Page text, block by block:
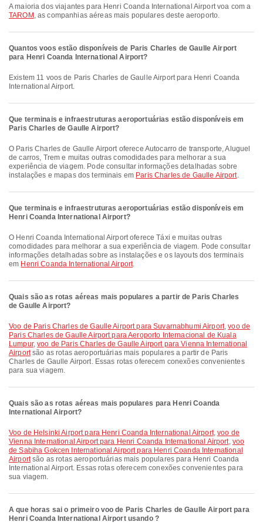
A maioria dos viajantes para Henri Coanda International Airport voa com a
TAROM , as companhias aéreas mais populares deste aeroporto.
Quantos voos estão disponíveis de Paris Charles de Gaulle Airport
para Henri Coanda International Airport?
Existem 11 voos de Paris Charles de Gaulle Airport para Henri Coanda
International Airport.
Que terminais e infraestruturas aeroportuárias estão disponíveis em
Paris Charles de Gaulle Airport?
O Paris Charles de Gaulle Airport oferece Autocarro de transporte, Aluguel
de carros, Trem e muitas outras comodidades para melhorar a sua
experiência de viagem. Pode consultar informações detalhadas sobre
instalações e mapas dos terminais em Paris Charles de Gaulle Airport.
Que terminais e infraestruturas aeroportuárias estão disponíveis em
Henri Coanda International Airport?
O Henri Coanda International Airport oferece Táxi e muitas outras
comodidades para melhorar a sua experiência de viagem. Pode consultar
informações detalhadas sobre as instalações e os layouts dos terminais
em Henri Coanda International Airport.
Quais são as rotas aéreas mais populares a partir de Paris Charles
de Gaulle Airport?
voo de Paris Charles de Gaulle Airport para Suvarnabhumi Airport,voo de
Paris Charles de Gaulle Airport para Aeroporto Internacional de Kuala
Lumpur,voo de Paris Charles de Gaulle Airport para Vienna International
Airportsão as rotas aeroportuárias mais populares a partir de Paris
Charles de Gaulle Airport. Essas rotas oferecem conexões convenientes
para sua viagem.
Quais são as rotas aéreas mais populares para Henri Coanda
International Airport?
voo de Helsinki Airport para Henri Coanda International Airport,voo de
Vienna International Airport para Henri Coanda International Airport, voo
de Sabiha Gokcen International Airport para Henri Coanda International
Airportsão as rotas aeroportuárias mais populares para Henri Coanda
International Airport. Essas rotas oferecem conexões convenientes para
sua viagem.
A que horas sai o primeiro voo de Paris Charles de Gaulle Airport para
Henri Coanda International Airport usando ?